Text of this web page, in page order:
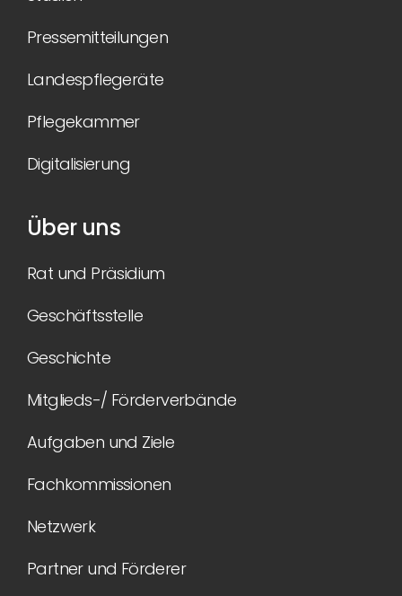
Pressemitteilungen
Landespflegeräte
Pflegekammer
Digitalisierung
Über uns
Rat und Präsidium
Geschäftsstelle
Geschichte
Mitglieds-/ Förderverbände
Aufgaben und Ziele
Fachkommissionen
Netzwerk
Partner und Förderer